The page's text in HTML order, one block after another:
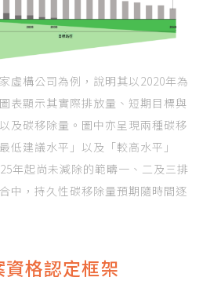
虛構公司為例，說明其以2020年為
表顯示其實際排放量、短期目標與
及碳移除量。圖中亦呈現兩種碳移
低建議水平」以及「較高水平」
年起尚未減除的範疇一、二及三排
中，持久性碳移除量預期隨時間逐
格認定框架